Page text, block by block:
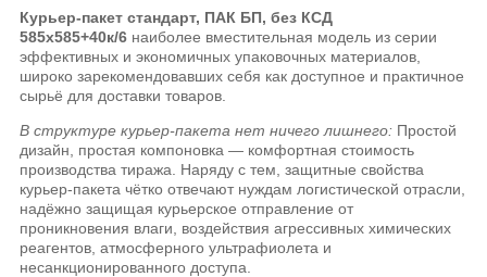
Курьер-пакет стандарт, ПАК БП, без КСД
585x585+40к/6 наиболее вместительная модель из серии
эффективных и экономичных упаковочных материалов,
широко зарекомендовавших себя как доступное и практичное
сырьё для доставки товаров.
В структуре курьер-пакета нет ничего лишнего: Простой
дизайн, простая компоновка — комфортная стоимость
производства тиража. Наряду с тем, защитные свойства
курьер-пакета чётко отвечают нуждам логистической отрасли,
надёжно защищая курьерское отправление от
проникновения влаги, воздействия агрессивных химических
реагентов, атмосферного ультрафиолета и
несанкционированного доступа.